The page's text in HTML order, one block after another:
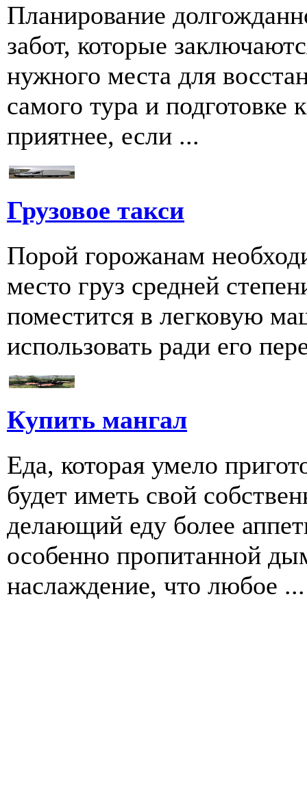
Планирование
забот, которые
нужного места для
самого тура и подготовке
приятнее, если ...
Грузовое такси
Порой горожанам
место груз средней
поместится в легковую
использовать ради его
Купить мангал
Еда, которая умело
будет иметь свой
делающий еду более
особенно пропитанной
наслаждение, что любое ...